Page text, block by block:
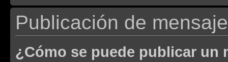
Publicación de
¿Cómo se puede publicar un